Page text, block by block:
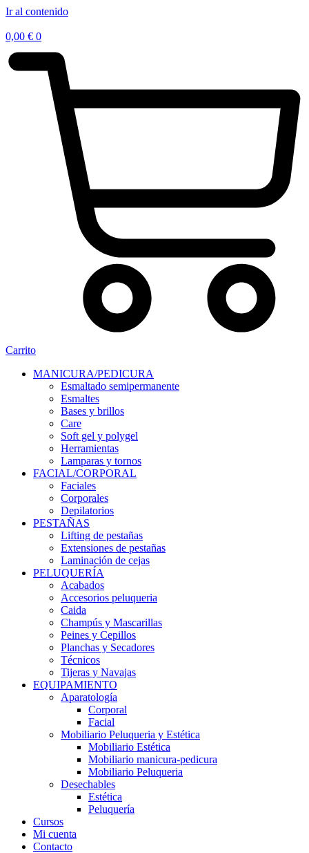
Ir al contenido
0,00 € 0
Carrito
MANICURA/PEDICURA
Esmaltado semipermanente
Esmaltes
Bases y brillos
Care
Soft gel y polygel
Herramientas
Lamparas y tornos
FACIAL/CORPORAL
Faciales
Corporales
Depilatorios
PESTAÑAS
Lifting de pestañas
Extensiones de pestañas
Laminación de cejas
PELUQUERÍA
Acabados
Accesorios peluqueria
Caida
Champús y Mascarillas
Peines y Cepillos
Planchas y Secadores
Técnicos
Tijeras y Navajas
EQUIPAMIENTO
Aparatología
Corporal
Facial
Mobiliario Peluqueria y Estética
Mobiliario Estética
Mobiliario manicura-pedicura
Mobiliario Peluqueria
Desechables
Estética
Peluquería
Cursos
Mi cuenta
Contacto